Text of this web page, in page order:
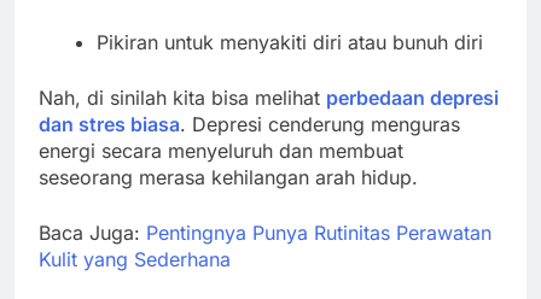
Pikiran untuk menyakiti diri atau bunuh diri
Nah, di sinilah kita bisa melihat perbedaan depresi
dan stres biasa. Depresi cenderung menguras
energi secara menyeluruh dan membuat
seseorang merasa kehilangan arah hidup.
Baca Juga: Pentingnya Punya Rutinitas Perawatan
Kulit yang Sederhana